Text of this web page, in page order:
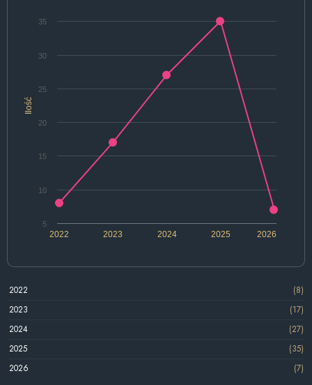
Ilość
2022 2024 2026
2023 2025
5
10
15
20
25
30
35
2022
(8)
2023
(17)
2024
(27)
2025
(35)
2026
(7)